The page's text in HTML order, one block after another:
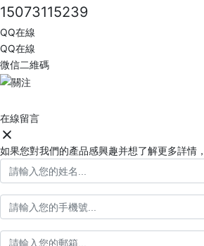
15073115239
QQ在線
QQ在線
微信二維碼
在線留言
如果您對我們的產品感興趣并想了解更多詳情